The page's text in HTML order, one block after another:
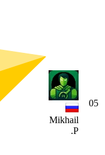
05
Mikhail
P.